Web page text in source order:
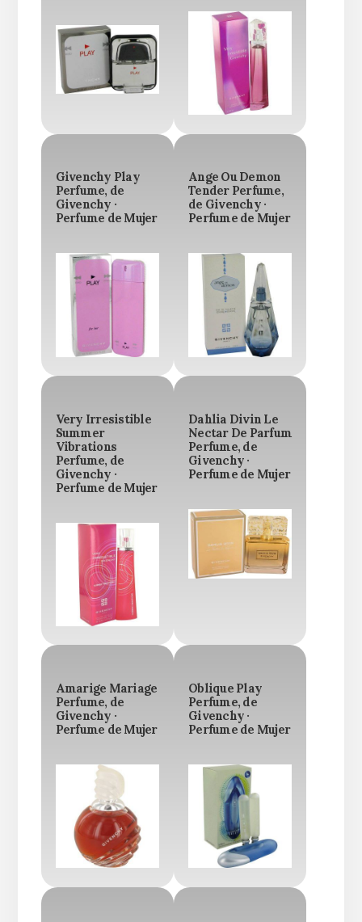
Givenchy Play
Perfume, de
Givenchy ·
Perfume de Mujer
Ange Ou Demon
Tender Perfume,
de Givenchy ·
Perfume de Mujer
Very Irresistible
Summer
Vibrations
Perfume, de
Givenchy ·
Perfume de Mujer
Dahlia Divin Le
Nectar De Parfum
Perfume, de
Givenchy ·
Perfume de Mujer
Amarige Mariage
Perfume, de
Givenchy ·
Perfume de Mujer
Oblique Play
Perfume, de
Givenchy ·
Perfume de Mujer